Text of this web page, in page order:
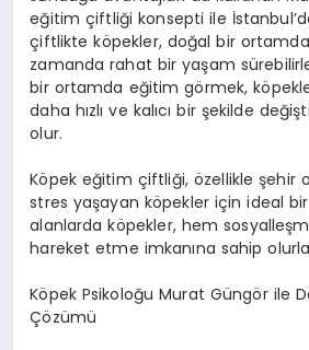
eğitim çiftliği konsepti ile
çiftlikte köpekler, doğal bir ortamda
zamanda rahat bir yaşam
bir ortamda eğitim görmek,
daha hızlı ve kalıcı bir şekilde
olur.
Köpek eğitim çiftliği, özellikle şehir
stres yaşayan köpekler için ideal
alanlarda köpekler, hem
hareket etme imkanına sahip
Köpek Psikoloğu Murat Güngör ile
Çözümü